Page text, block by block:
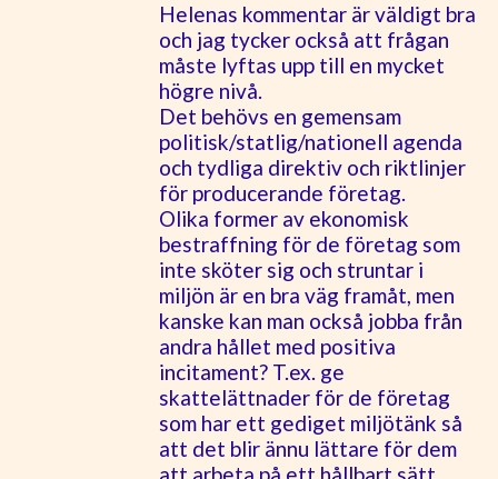
Helenas kommentar är väldigt bra
och jag tycker också att frågan
måste lyftas upp till en mycket
högre nivå.
Det behövs en gemensam
politisk/statlig/nationell agenda
och tydliga direktiv och riktlinjer
för producerande företag.
Olika former av ekonomisk
bestraffning för de företag som
inte sköter sig och struntar i
miljön är en bra väg framåt, men
kanske kan man också jobba från
andra hållet med positiva
incitament? T.ex. ge
skattelättnader för de företag
som har ett gediget miljötänk så
att det blir ännu lättare för dem